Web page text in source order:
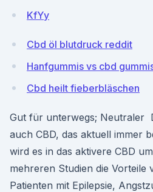
KfYy
Cbd öl blutdruck reddit
Hanfgummis vs cbd
Cbd heilt fieberbläschen
Gut für unterwegs; Neutraler
auch CBD, das aktuell immer
wird es in das aktivere CBD
mehreren Studien die Vorteile
Patienten mit Epilepsie,